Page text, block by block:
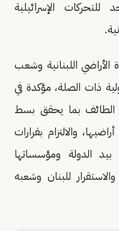
الإسرائيلية
اللبنانية وشعب
ذات الصلة، مؤكدة في
الطائف بما يحقق بسط
والالتزام بقرارات
بيد الدولة ومؤسساتها
للبنان وشعبه